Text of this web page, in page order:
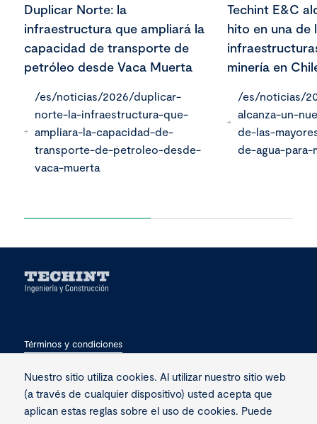
Duplicar Norte: la
infraestructura que ampliará la
capacidad de transporte de
petróleo desde Vaca Muerta
/es/noticias/2026/duplicar-
norte-la-infraestructura-que-
ampliara-la-capacidad-de-
transporte-de-petroleo-desde-
vaca-muerta
Techint E&C
hito en una de
minería en
/es/noticias/
alcanza-un-
de-las-
de-agua-
Términos y condiciones
Privacidad
Contacto
Nuestro sitio utiliza cookies. Al utilizar nuestro sitio web
(a través de cualquier dispositivo) usted acepta que
aplican estas reglas sobre el uso de cookies. Puede